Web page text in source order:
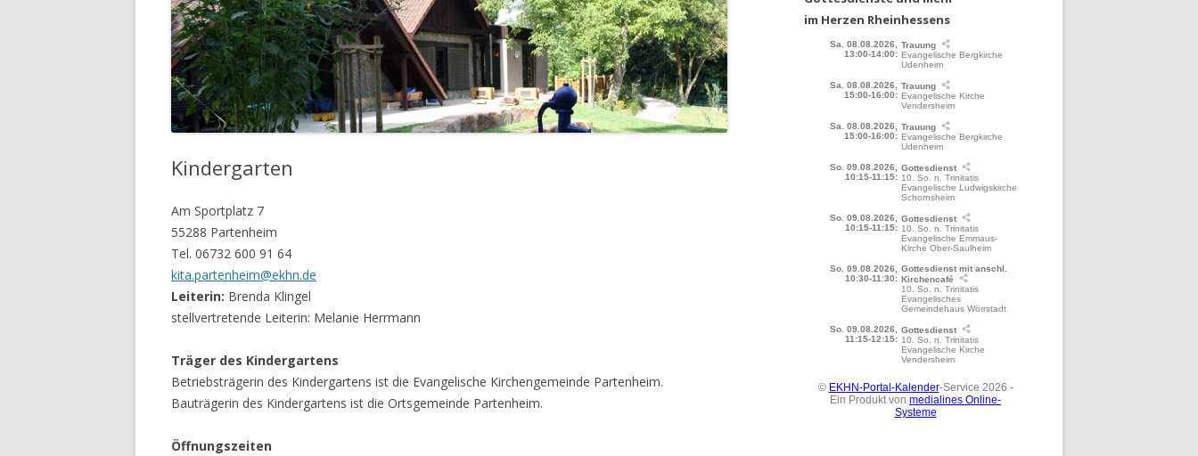
Kindergarten
Am Sportplatz 7
55288 Partenheim
Tel. ‭06732 600 91 64‬
kita.partenheim@ekhn.de
Leiterin: Brenda Klingel
stellvertretende Leiterin: Melanie Herrmann
Träger des Kindergartens
Betriebsträgerin des Kindergartens ist die Evangelische Kirchengemeinde Partenheim.
Bauträgerin des Kindergartens ist die Ortsgemeinde Partenheim.
Öffnungszeiten
im Herzen Rheinhessens